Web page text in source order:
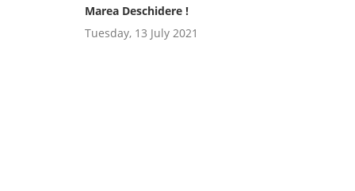
Marea Deschidere !
Tuesday, 13 July 2021